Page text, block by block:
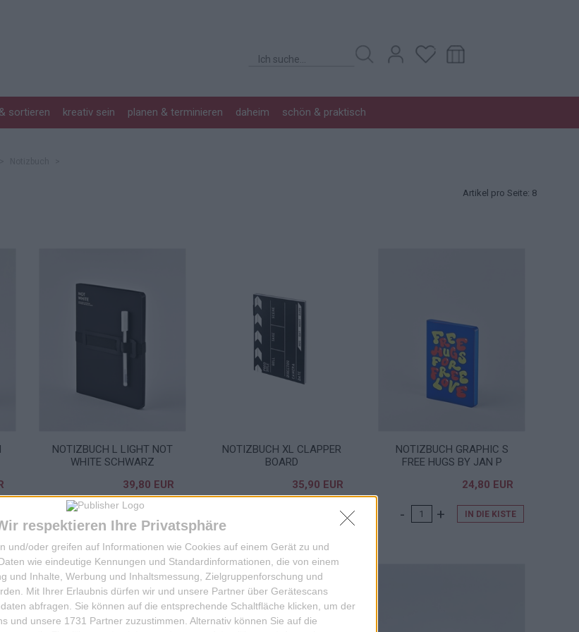
respektieren Ihre Privatsphäre
und/oder greifen auf Informationen wie Cookies auf einem Gerät zu und
wie eindeutige Kennungen und Standardinformationen, die von einem
und Inhalte, Werbung und Inhaltsmessung, Zielgruppenforschung und
Mit Ihrer Erlaubnis dürfen wir und unsere Partner über Gerätescans
abfragen. Sie können auf die entsprechende Schaltfläche klicken, um der
und unsere 1731 Partner zuzustimmen. Alternativ können Sie auf die
sortieren kreativ sein planen & terminieren daheim schön & praktisch
Artikel pro Seite: 8
NOTIZBUCH L LIGHT NOT
WHITE SCHWARZ
39,80 EUR
NOTIZBUCH XL CLAPPER
BOARD
35,90 EUR
IN DIE KISTE
NOTIZBUCH GRAPHIC S
FREE HUGS BY JAN P
24,80 EUR
IN DIE KISTE